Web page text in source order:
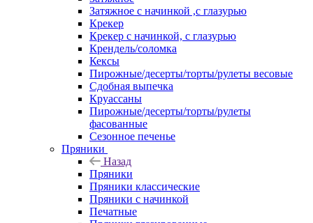
Затяжное с начинкой ,с глазурью
Крекер
Крекер с начинкой, с глазурью
Крендель/соломка
Кексы
Пирожные/десерты/торты/рулеты весовые
Сдобная выпечка
Круассаны
Пирожные/десерты/торты/рулеты
фасованные
Сезонное печенье
Пряники
Назад
Пряники
Пряники классические
Пряники с начинкой
Печатные